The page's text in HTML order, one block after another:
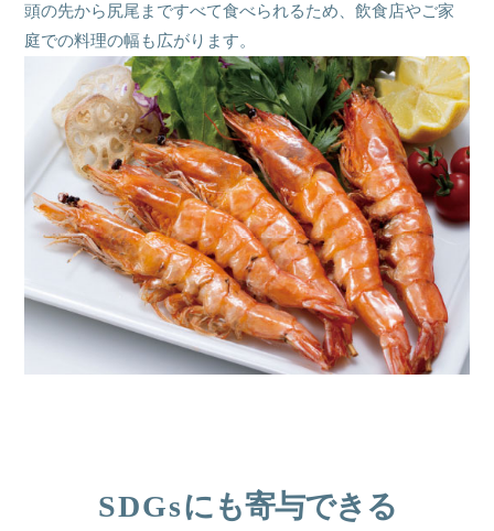
頭の先から尻尾まですべて食べられるため、飲食店やご家
庭での料理の幅も広がります。
SDGsにも寄与できる